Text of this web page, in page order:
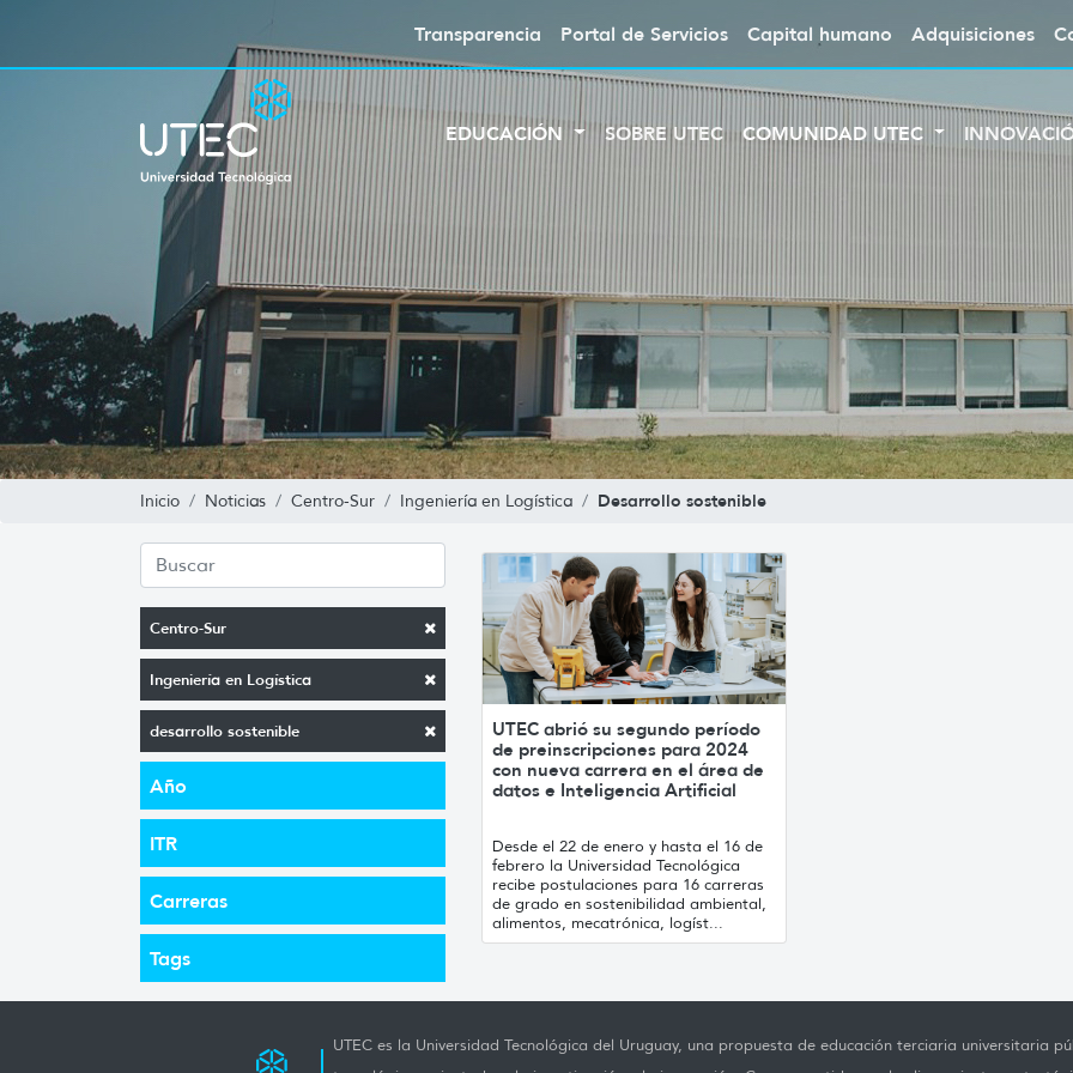
Transparencia Portal de Servicios Capital humano Adquisiciones
EDUCACIÓN SOBRE UTEC COMUNIDAD UTEC
Inicio Noticias Centro-Sur Ingeniería en Logística Desarrollo sostenible
Centro-Sur
Ingeniería en Logística
desarrollo sostenible
Año
ITR
Carreras
Tags
UTEC abrió su segundo período
de preinscripciones para 2024
con nueva carrera en el área de
datos e Inteligencia Artificial
Desde el 22 de enero y hasta el 16 de
febrero la Universidad Tecnológica
recibe postulaciones para 16 carreras
de grado en sostenibilidad ambiental,
alimentos, mecatrónica, logíst...
UTEC es la Universidad Tecnológica del Uruguay, una propuesta de educación terciaria universitaria